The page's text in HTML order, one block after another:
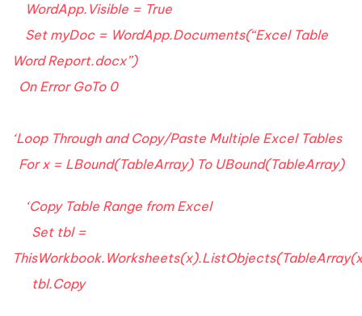
WordApp.Visible = True
Set myDoc = WordApp.Documents(“Excel Table
Word Report.docx”)
On Error GoTo 0
‘Loop Through and Copy/Paste Multiple Excel Tables
For x = LBound(TableArray) To UBound(TableArray)
‘Copy Table Range from Excel
Set tbl =
tbl.Copy